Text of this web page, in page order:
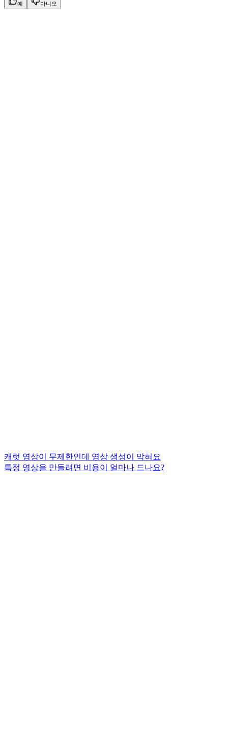
예 아니오
캐럿 영상이 무제한인데 영상 생성이 막혀요
특정 영상을 만들려면 비용이 얼마나 드나요?